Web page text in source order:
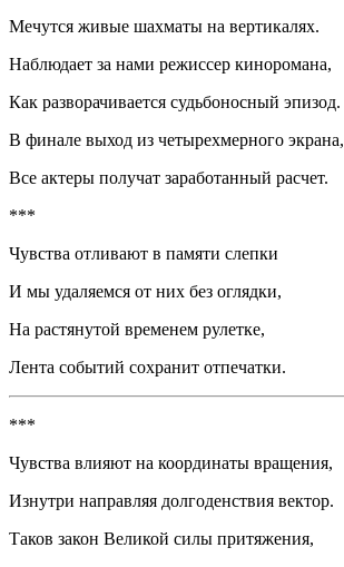
Мечутся живые шахматы на вертикалях.
Наблюдает за нами режиссер киноромана,
Как разворачивается судьбоносный эпизод.
В финале выход из четырехмерного экрана,
Все актеры получат заработанный расчет.
***
Чувства отливают в памяти слепки
И мы удаляемся от них без оглядки,
На растянутой временем рулетке,
Лента событий сохранит отпечатки.
***
Чувства влияют на координаты вращения,
Изнутри направляя долгоденствия вектор.
Таков закон Великой силы притяжения,